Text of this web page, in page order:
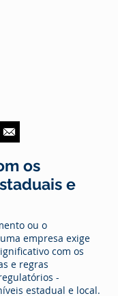
os
e
ou o
empresa exige
com os
e regras
-
estadual e local.